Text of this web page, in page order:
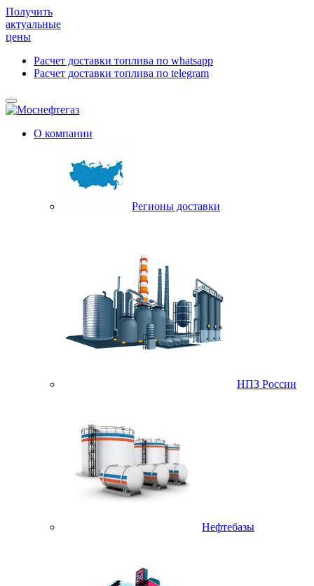
Получить
актуальные
цены
Расчет доставки топлива по whatsapp
Расчет доставки топлива по telegram
О компании
Регионы доставки
НПЗ России
Нефтебазы